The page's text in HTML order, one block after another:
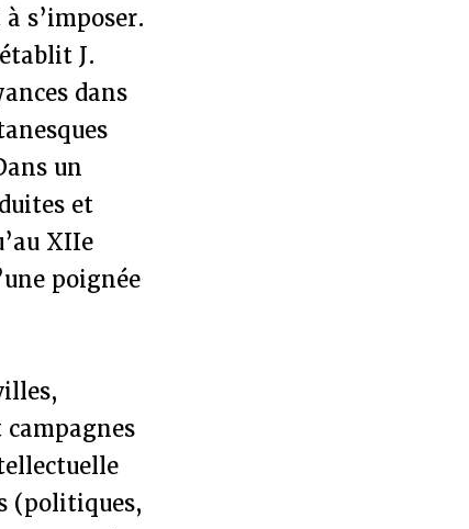
s’imposer.
J.
dans
un
et
XIIe
poignée
(politiques,